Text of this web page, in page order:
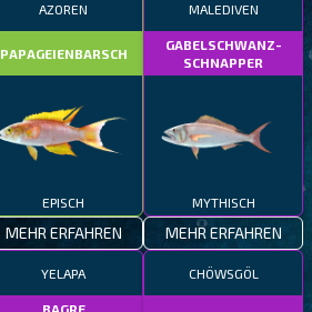
AZOREN
PAPAGEIENBARSCH
EPISCH
MEHR ERFAHREN
MALEDIVEN
GABELSCHWANZ-
SCHNAPPER
MYTHISCH
MEHR ERFAHREN
YELAPA
BAGRE
CHÖWSGÖL